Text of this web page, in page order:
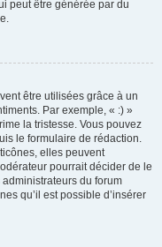
peut être générée par du
être utilisées grâce à un
Par exemple, « :) »
la tristesse. Vous pouvez
le formulaire de rédaction.
elles peuvent
pourrait décider de le
du forum
qu’il est possible d’insérer